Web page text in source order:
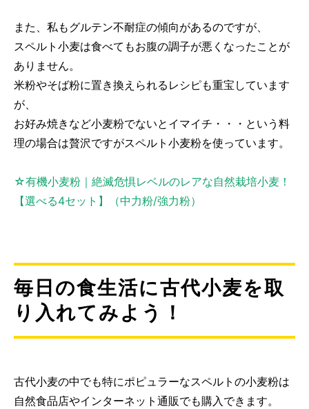
また、私もグルテン不耐症の傾向があるのですが、
スペルト小麦は食べてもお腹の調子が悪くなったことが
ありません。
米粉やそば粉に置き換えられるレシピも重宝しています
が、
お好み焼きなど小麦粉でないとイマイチ・・・という料
理の場合は贅沢ですがスペルト小麦粉を使っています。
☆有機小麦粉｜絶滅危惧レベルのレアな自然栽培小麦！
【選べる4セット】（中力粉/強力粉）
毎日の食生活に古代小麦を取
り入れてみよう！
古代小麦の中でも特にポピュラーなスペルトの小麦粉は
自然食品店やインターネット通販でも購入できます。